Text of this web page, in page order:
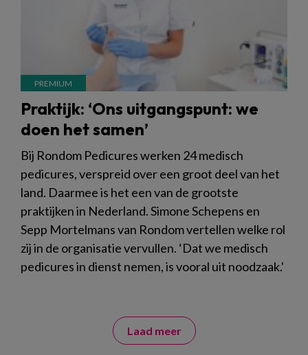
Praktijk: ‘Ons uitgangspunt: we
doen het samen’
Bij Rondom Pedicures werken 24 medisch
pedicures, verspreid over een groot deel van het
land. Daarmee is het een van de grootste
praktijken in Nederland. Simone Schepens en
Sepp Mortelmans van Rondom vertellen welke rol
zij in de organisatie vervullen. ‘Dat we medisch
pedicures in dienst nemen, is vooral uit noodzaak.'
Laad meer